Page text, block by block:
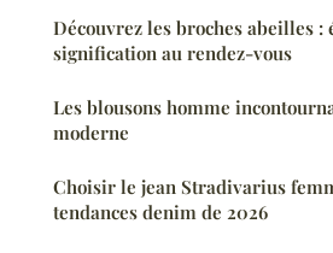
Découvrez les broches abeilles :
signification au rendez-vous
Les blousons homme
moderne
Choisir le jean Stradivarius
tendances denim de 2026